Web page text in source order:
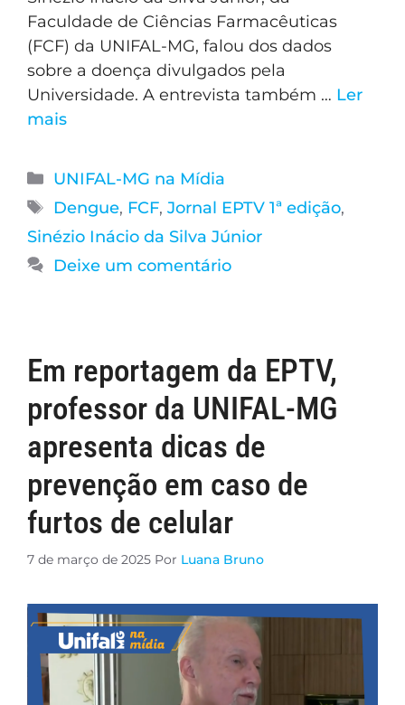
Faculdade de Ciências Farmacêuticas
(FCF) da UNIFAL-MG, falou dos dados
sobre a doença divulgados pela
Universidade. A entrevista também … Ler
mais
UNIFAL-MG na Mídia
Dengue, FCF, Jornal EPTV 1ª edição,
Sinézio Inácio da Silva Júnior
Deixe um comentário
Em reportagem da EPTV,
professor da UNIFAL-MG
apresenta dicas de
prevenção em caso de
furtos de celular
7 de março de 2025 Por Luana Bruno